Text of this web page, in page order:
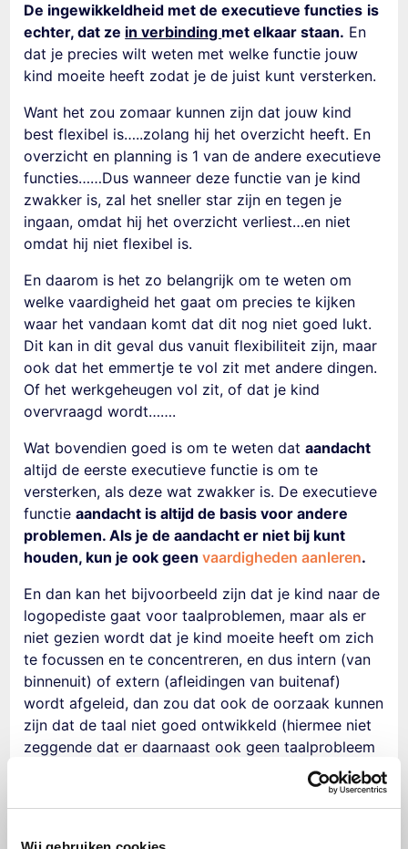
De ingewikkeldheid met de executieve functies is
echter, dat ze in verbinding met elkaar staan. En
dat je precies wilt weten met welke functie jouw
kind moeite heeft zodat je de juist kunt versterken.
Want het zou zomaar kunnen zijn dat jouw kind
best flexibel is…..zolang hij het overzicht heeft. En
overzicht en planning is 1 van de andere executieve
functies……Dus wanneer deze functie van je kind
zwakker is, zal het sneller star zijn en tegen je
ingaan, omdat hij het overzicht verliest…en niet
omdat hij niet flexibel is.
En daarom is het zo belangrijk om te weten om
welke vaardigheid het gaat om precies te kijken
waar het vandaan komt dat dit nog niet goed lukt.
Dit kan in dit geval dus vanuit flexibiliteit zijn, maar
ook dat het emmertje te vol zit met andere dingen.
Of het werkgeheugen vol zit, of dat je kind
overvraagd wordt…….
Wat bovendien goed is om te weten dataandacht
altijd de eerste executieve functie is om te
versterken, als deze wat zwakker is. De executieve
functieaandacht is altijd de basis voor andere
problemen. Als je de aandacht er niet bij kunt
houden, kun je ook geenvaardigheden aanleren.
En dan kan het bijvoorbeeld zijn dat je kind naar de
logopediste gaat voor taalproblemen, maar als er
niet gezien wordt dat je kind moeite heeft om zich
te focussen en te concentreren, en dus intern (van
binnenuit) of extern (afleidingen van buitenaf)
wordt afgeleid, dan zou dat ook de oorzaak kunnen
zijn dat de taal niet goed ontwikkeld (hiermee niet
zeggende dat er daarnaast ook geen taalprobleem
kan zijn). Dan is aandacht het eerste wat versterkt
moet worden om vervolgens andere vaardigheden
uit te breiden en te versterken.